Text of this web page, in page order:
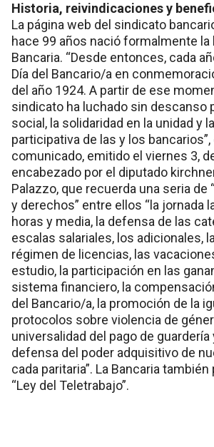
Historia, reivindicaciones y
La página web del sindicato
hace 99 años nació formalmente la
Bancaria. “Desde entonces, cada
Día del Bancario/a en
del año 1924. A partir de ese
sindicato ha luchado sin descanso
social, la solidaridad en la unidad y
participativa de las y los bancarios”,
comunicado, emitido el viernes 3,
encabezado por el diputado
Palazzo, que recuerda una seria de
y derechos” entre ellos “la jornada
horas y media, la defensa de las
escalas salariales, los adicionales,
régimen de licencias, las
estudio, la participación en las
sistema financiero, la
del Bancario/a, la promoción de la
protocolos sobre violencia de
universalidad del pago de
defensa del poder adquisitivo de
cada paritaria”. La Bancaria
“Ley del Teletrabajo”.